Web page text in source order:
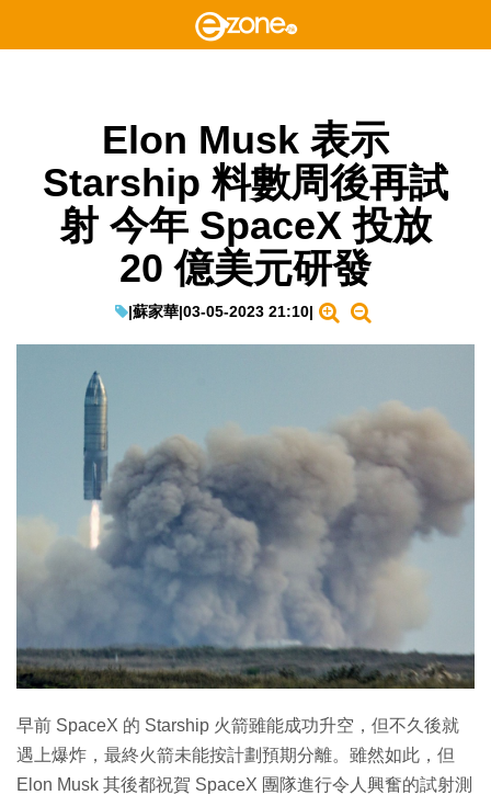
Elon Musk 表示
Starship 料數周後再試
射 今年 SpaceX 投放
20 億美元研發
|蘇家華|03-05-2023 21:10|
早前 SpaceX 的 Starship 火箭雖能成功升空，但不久後就
遇上爆炸，最終火箭未能按計劃預期分離。雖然如此，但
Elon Musk 其後都祝賀 SpaceX 團隊進行令人興奮的試射測